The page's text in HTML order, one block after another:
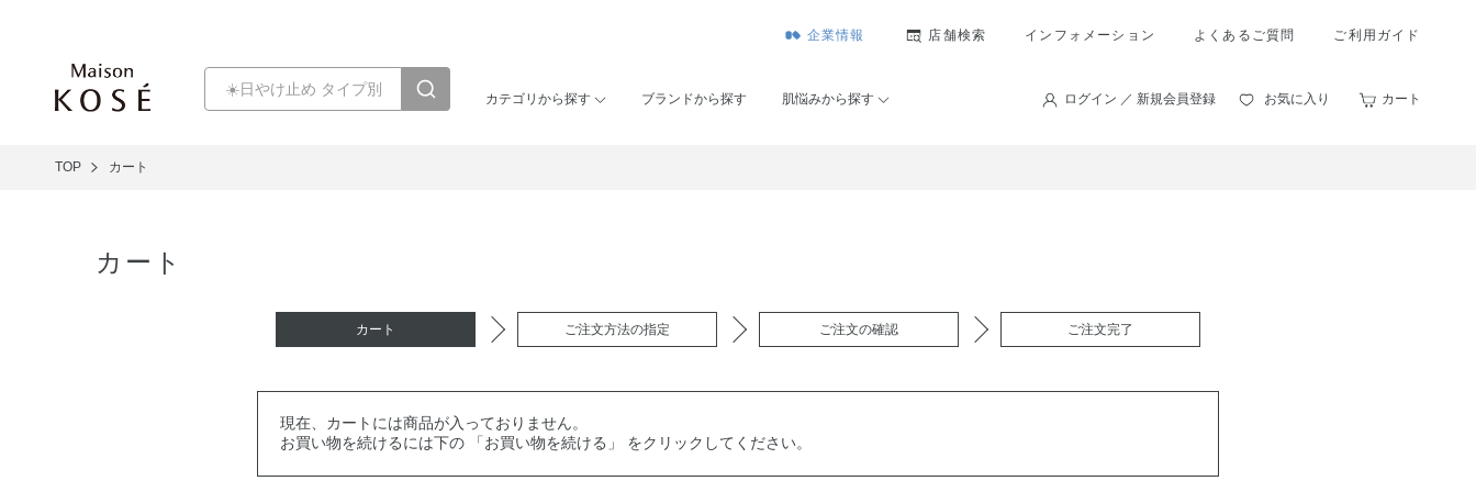
企業情報 店舗検索 インフォメーション よくあるご質問 ご利用ガイド
カテゴリから探す ブランドから探す 肌悩みから探す ログイン ／ 新規会員登録 お気に入り カート
TOP カート
カート
カート ご注文方法の指定 ご注文の確認 ご注文完了
現在、カートには商品が入っておりません。
お買い物を続けるには下の 「お買い物を続ける」 をクリックしてください。